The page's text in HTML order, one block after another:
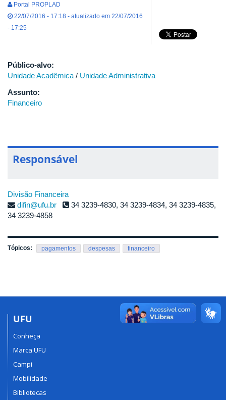
Portal PROPLAD
22/07/2016 - 17:18 - atualizado em 22/07/2016
- 17:25
Público-alvo:
Unidade Acadêmica / Unidade Administrativa
Assunto:
Financeiro
Responsável
Divisão Financeira
difin@ufu.br
34 3239-4830, 34 3239-4834, 34 3239-4835,
34 3239-4858
Tópicos: pagamentos despesas financeiro
UFU
Conheça
Marca UFU
Campi
Mobilidade
Bibliotecas